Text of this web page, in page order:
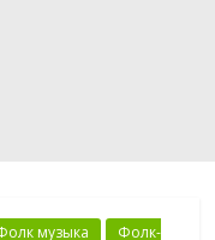
музыка
Фолк-